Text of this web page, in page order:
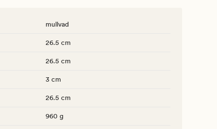
mullvad
26.5 cm
26.5 cm
3 cm
26.5 cm
960 g